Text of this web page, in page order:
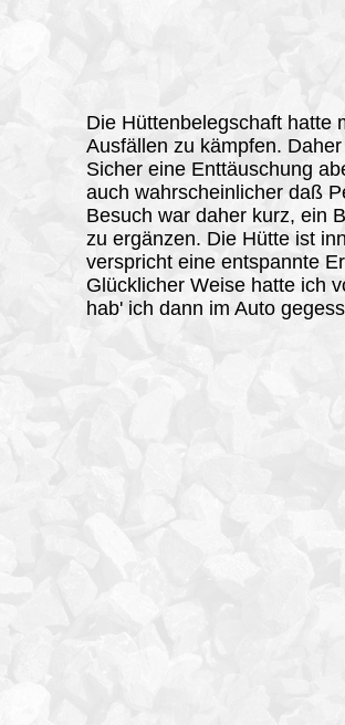
Die Hüttenbelegschaft hatte
Ausfällen zu kämpfen.
Sicher eine Enttäuschung
auch wahrscheinlicher daß
Besuch war daher kurz, ein
zu ergänzen. Die Hütte ist
verspricht eine entspannte
Glücklicher Weise hatte ich
hab' ich dann im Auto